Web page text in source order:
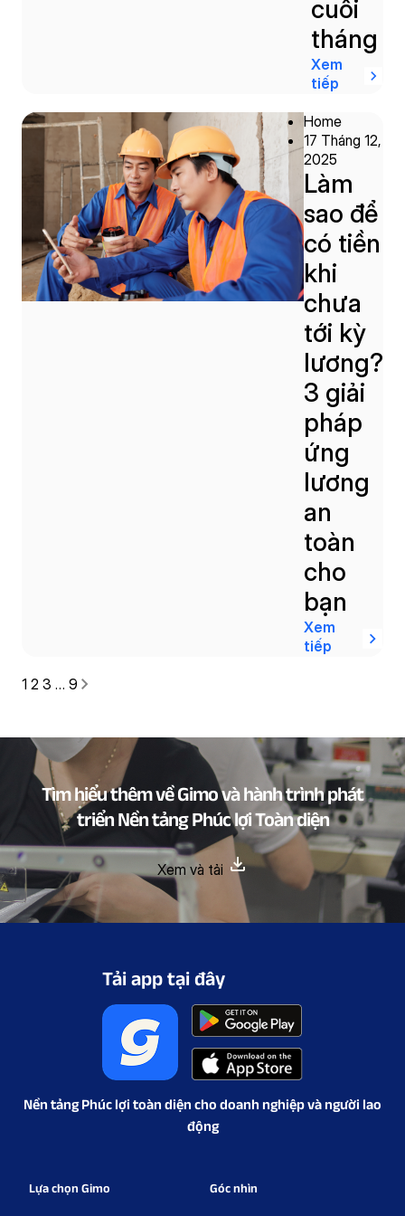
cuối
tháng
Xem
tiếp
Home
17 Tháng 12,
2025
Làm
sao để
có tiền
khi
chưa
tới kỳ
lương?
3 giải
pháp
ứng
lương
an
toàn
cho
bạn
Xem
tiếp
1 2 3 … 9
Tìm hiểu thêm về Gimo và hành trình phát
triển Nền tảng Phúc lợi Toàn diện
Xem và tải
Tải app tại đây
Nền tảng Phúc lợi toàn diện cho doanh nghiệp và người lao
động
Lựa chọn Gimo Góc nhìn